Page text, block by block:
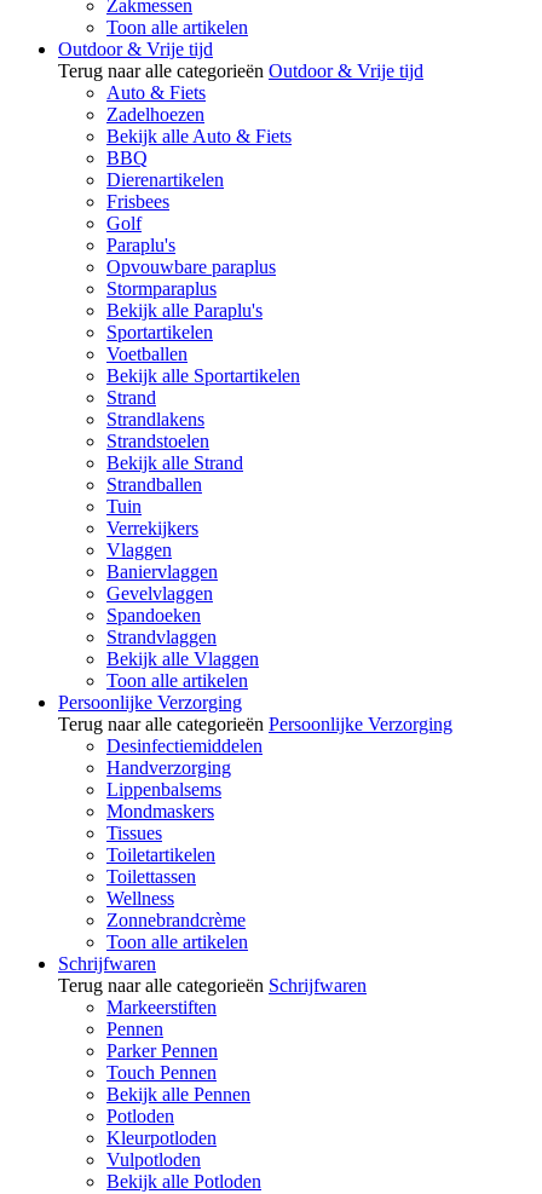
Zakmessen
Toon alle artikelen
Outdoor & Vrije tijd
Terug naar alle categorieën Outdoor & Vrije tijd
Auto & Fiets
Zadelhoezen
Bekijk alle Auto & Fiets
BBQ
Dierenartikelen
Frisbees
Golf
Paraplu's
Opvouwbare paraplus
Stormparaplus
Bekijk alle Paraplu's
Sportartikelen
Voetballen
Bekijk alle Sportartikelen
Strand
Strandlakens
Strandstoelen
Bekijk alle Strand
Strandballen
Tuin
Verrekijkers
Vlaggen
Baniervlaggen
Gevelvlaggen
Spandoeken
Strandvlaggen
Bekijk alle Vlaggen
Toon alle artikelen
Persoonlijke Verzorging
Terug naar alle categorieën Persoonlijke Verzorging
Desinfectiemiddelen
Handverzorging
Lippenbalsems
Mondmaskers
Tissues
Toiletartikelen
Toilettassen
Wellness
Zonnebrandcrème
Toon alle artikelen
Schrijfwaren
Terug naar alle categorieën Schrijfwaren
Markeerstiften
Pennen
Parker Pennen
Touch Pennen
Bekijk alle Pennen
Potloden
Kleurpotloden
Vulpotloden
Bekijk alle Potloden